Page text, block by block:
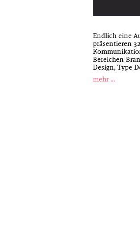
Endlich eine
präsentieren
Bereichen
Design, Type
mehr …